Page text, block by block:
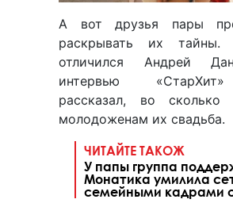
А вот друзья пары
раскрывать их
отличился Андрей
интервью
рассказал, во сколько
молодоженам их свадьба.
ЧИТАЙТЕ ТАКОЖ
У папы группа
Монатика умилила
семейными кадрами